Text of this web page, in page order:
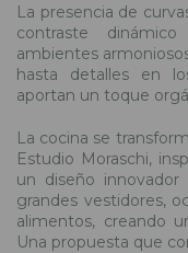
La presencia de
contraste
ambientes
hasta detalles en
aportan un toque
La cocina se
Estudio Moraschi,
un diseño
grandes vestidores,
alimentos, creando
Una propuesta que